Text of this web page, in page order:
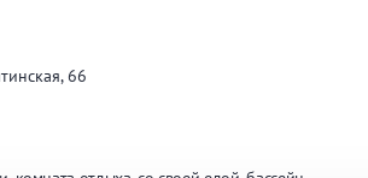
берегу водоема
66